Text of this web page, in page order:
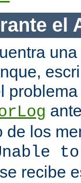
el
de los
recibe